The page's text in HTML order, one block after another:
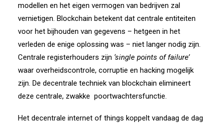
modellen en het eigen vermogen van bedrijven zal
vernietigen. Blockchain betekent dat centrale entiteiten
voor het bijhouden van gegevens – hetgeen in het
verleden de enige oplossing was – niet langer nodig zijn.
Centrale registerhouders zijn ‘single points of failure’
waar overheidscontrole, corruptie en hacking mogelijk
zijn. De decentrale techniek van blockchain elimineert
deze centrale, zwakke poortwachtersfunctie.
Het decentrale internet of things koppelt vandaag de dag